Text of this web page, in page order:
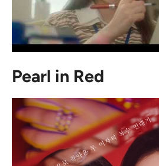
Pearl in Red